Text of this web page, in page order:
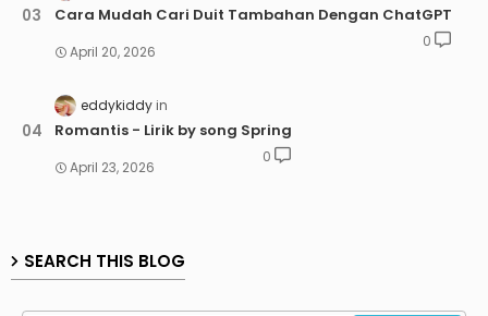
Cara Mudah Cari Duit Tambahan Dengan ChatGPT
April 20, 2026
0
eddykiddy
Romantis - Lirik by song Spring
April 23, 2026
0
SEARCH THIS BLOG